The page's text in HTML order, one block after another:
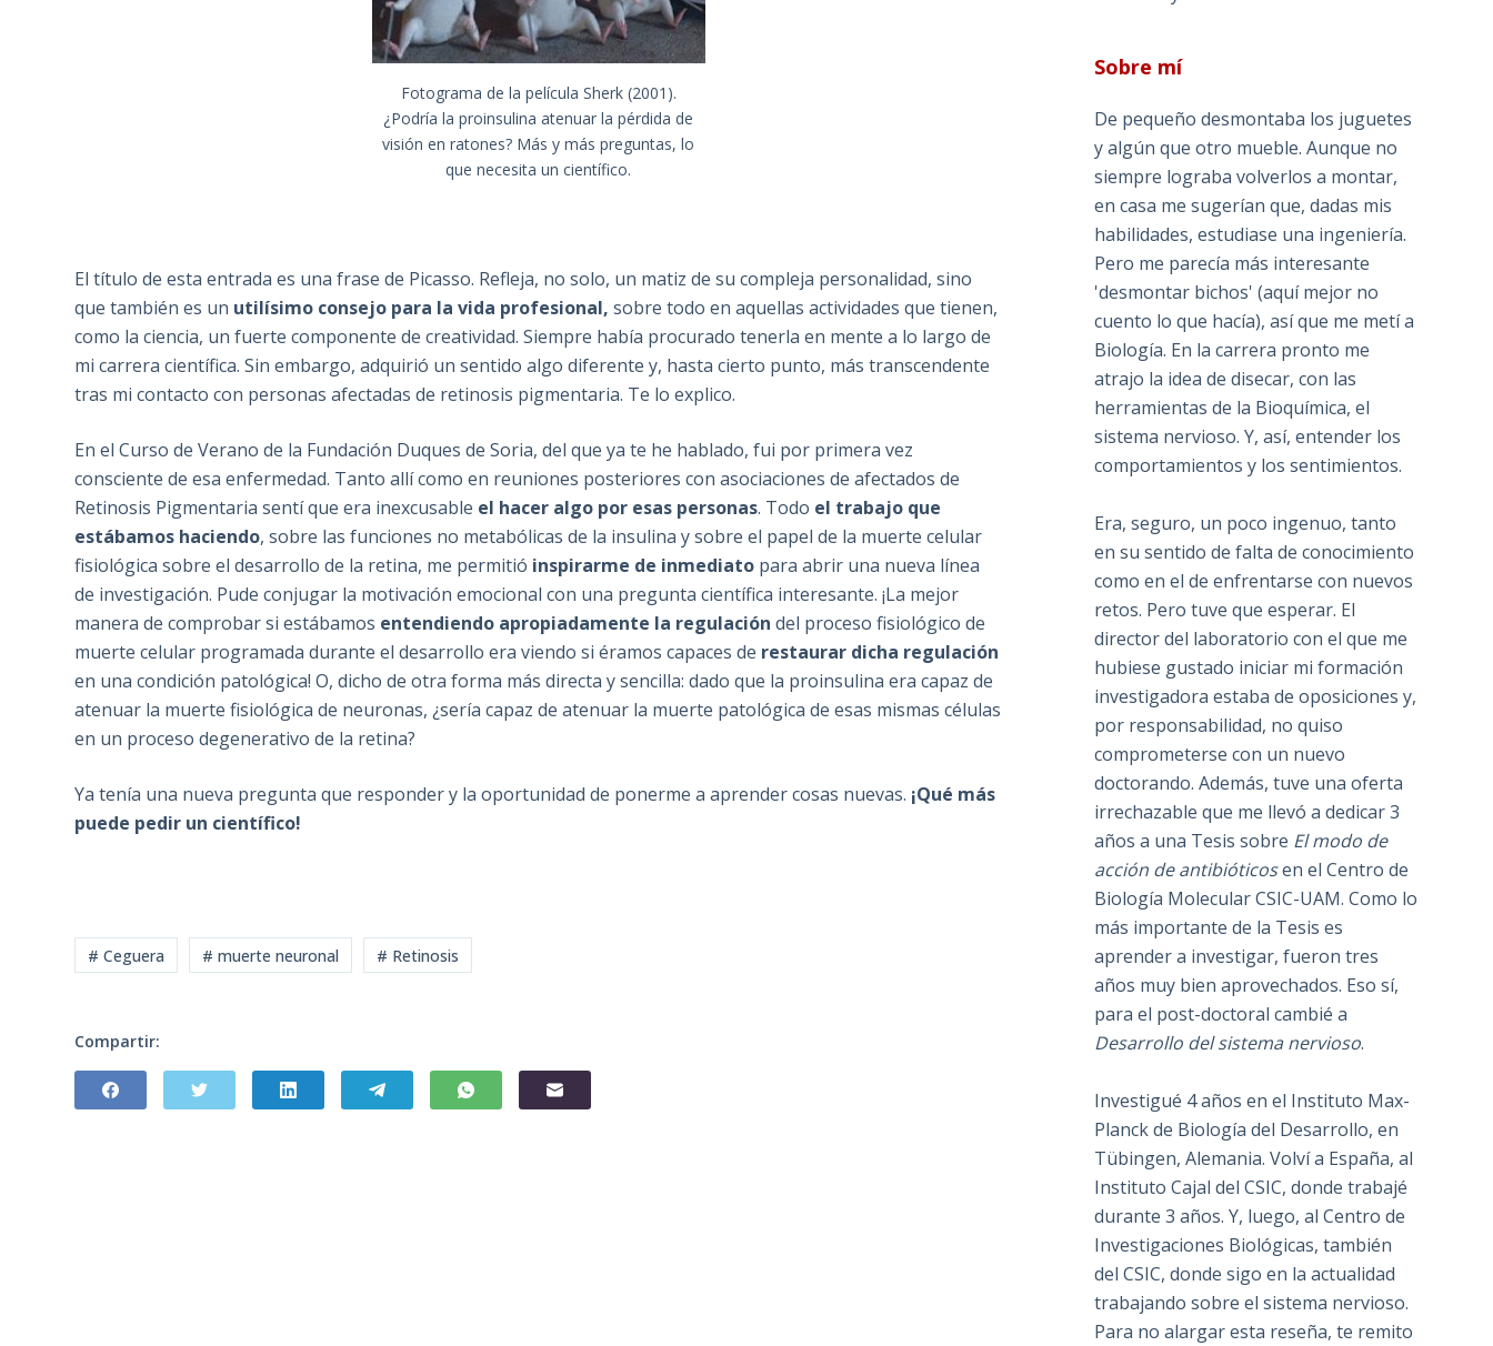
Fotograma de la película Sherk (2001).
¿Podría la proinsulina atenuar la pérdida de
visión en ratones? Más y más preguntas, lo
que necesita un científico.
El título de esta entrada es una frase de Picasso. Refleja, no solo, un matiz de su compleja personalidad, sino
que también es un utilísimo consejo para la vida profesional,sobre todo en aquellas actividades que tienen,
como la ciencia, un fuerte componente de creatividad. Siempre había procurado tenerla en mente a lo largo de
mi carrera científica. Sin embargo, adquirió un sentido algo diferente y, hasta cierto punto, más transcendente
tras mi contacto con personas afectadas de retinosis pigmentaria. Te lo explico.
En el Curso de Verano de la Fundación Duques de Soria, del que ya te he hablado, fui por primera vez
consciente de esa enfermedad. Tanto allí como en reuniones posteriores con asociaciones de afectados de
Retinosis Pigmentaria sentí que era inexcusable el hacer algo por esas personas. Todo el trabajo que
estábamos haciendo, sobre las funciones no metabólicas de la insulina y sobre el papel de la muerte celular
fisiológica sobre el desarrollo de la retina, me permitió inspirarme de inmediato para abrir una nueva línea
de investigación. Pude conjugar la motivación emocional con una pregunta científica interesante. ¡La mejor
manera de comprobar si estábamos entendiendo apropiadamente la regulación del proceso fisiológico de
muerte celular programada durante el desarrollo era viendo si éramos capaces de restaurar dicha regulación
en una condición patológica! O, dicho de otra forma más directa y sencilla: dado que la proinsulina era capaz de
atenuar la muerte fisiológica de neuronas, ¿sería capaz de atenuar la muerte patológica de esas mismas células
en un proceso degenerativo de la retina?
Ya tenía una nueva pregunta que responder y la oportunidad de ponerme a aprender cosas nuevas. ¡Qué más
puede pedir un científico!
# Ceguera # muerte neuronal # Retinosis
Compartir:
Sobre mí
De pequeño desmontaba los juguetes
y algún que otro mueble. Aunque no
siempre lograba volverlos a montar,
en casa me sugerían que, dadas mis
habilidades, estudiase una ingeniería.
Pero me parecía más interesante
'desmontar bichos' (aquí mejor no
cuento lo que hacía), así que me metí a
Biología. En la carrera pronto me
atrajo la idea de disecar, con las
herramientas de la Bioquímica, el
sistema nervioso. Y, así, entender los
comportamientos y los sentimientos.
Era, seguro, un poco ingenuo, tanto
en su sentido de falta de conocimiento
como en el de enfrentarse con nuevos
retos. Pero tuve que esperar. El
director del laboratorio con el que me
hubiese gustado iniciar mi formación
investigadora estaba de oposiciones y,
por responsabilidad, no quiso
comprometerse con un nuevo
doctorando. Además, tuve una oferta
irrechazable que me llevó a dedicar 3
años a una Tesis sobre El modo de
acción de antibióticosen el Centro de
Biología Molecular CSIC-UAM. Como lo
más importante de la Tesis es
aprender a investigar, fueron tres
años muy bien aprovechados. Eso sí,
para el post-doctoral cambié a
Desarrollo del sistema nervioso.
Investigué 4 años en el Instituto Max-
Planck de Biología del Desarrollo, en
Tübingen, Alemania. Volví a España, al
Instituto Cajal del CSIC, donde trabajé
durante 3 años. Y, luego, al Centro de
Investigaciones Biológicas, también
del CSIC, donde sigo en la actualidad
trabajando sobre el sistema nervioso.
Para no alargar esta reseña, te remito